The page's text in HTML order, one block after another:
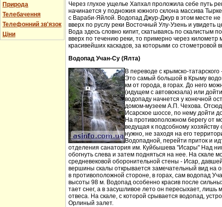
Природа
Телебачення
Телефонний зв'язок
Ціни
Через глухое ущелье Хапхал проложила себе путь
начинается у подножия южного склона массива
с Вараби-Яйлой. Водопад Джур-Джур в этом месте
вверх по руслу реки Восточный Улу-Узень и увидеть
Вода здесь словно кипит, скатываясь по скалистым
вверх по течению реки, то примерно через километр
красивейших каскадов, за которыми со стометровой
Водопад Учан-Су (Ялта)
В переводе с крымско-
Это самый большой в Крыму
км от города, в горах. До него
(идущем с автовокзала) или
водопаду начнется у конечной
домом-музеем А.П. Чехова.
Исарское шоссе, по нему дойти
На противоположном берегу от
ведущая к подсобному
нужно, не заходя на его
Водопадной, перейти приток и
отделения санатория им. Куйбышева "Исары" Над
обогнуть слева и затем подняться на нее. На скале
средневековой оборонительной стены - Исар,
вершины скалы открывается замечательный вид на
в противоположной стороне, в горах, сам водопад
высоты 98 м. Водопад особенно красив после
тает снег, а в засушливое лето он пересыхает, лишь
отвеса. На скале, с которой срывается водопад,
Орлиный залет.